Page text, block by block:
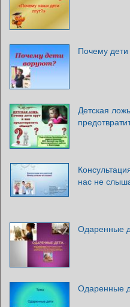
Почему
Детская
нас не
Одаренные
Одаренные